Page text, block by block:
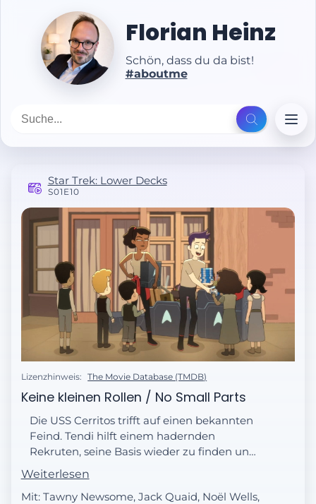
Florian Heinz
Schön, dass du da bist!
#aboutme
Star Trek: Lower Decks
S01E10
Lizenzhinweis: The Movie Database (TMDB)
Keine kleinen Rollen / No Small Parts
Die USS Cerritos trifft auf einen bekannten
Feind. Tendi hilft einem hadernden
Rekruten, seine Basis wieder zu finden und
Boimler kommt derweil hinter das
Geheimnis von Mariner.
Weiterlesen
Mit: Tawny Newsome, Jack Quaid, Noël Wells,